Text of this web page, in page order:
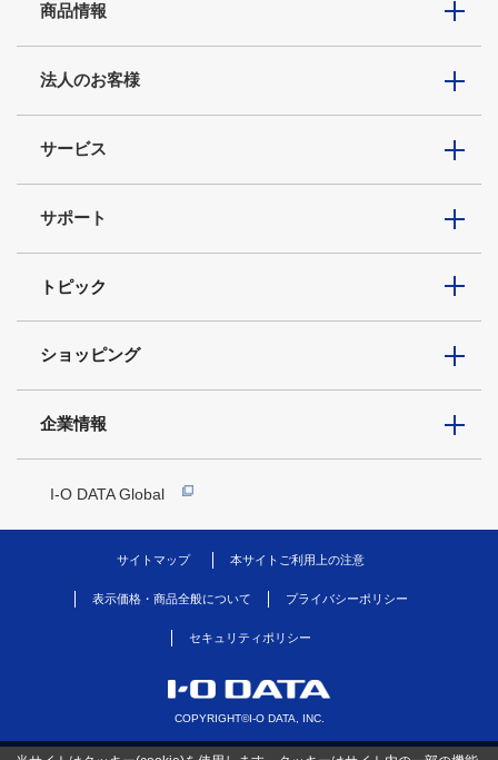
商品情報
法人のお客様
サービス
サポート
トピック
ショッピング
企業情報
I-O DATA Global
サイトマップ 本サイトご利用上の注意
表示価格・商品全般について プライバシーポリシー
セキュリティポリシー
COPYRIGHT©I-O DATA, INC.